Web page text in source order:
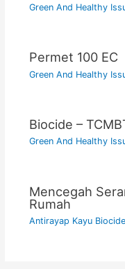
Green And Healthy
Permet 100 EC
Green And Healthy
Biocide –
Green And Healthy
Mencegah
Rumah
Antirayap Kayu Biocide